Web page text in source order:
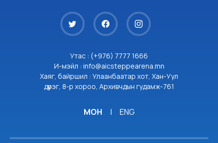
Утас : (+976) 7777 1666
И-мэйл : info@aicsteppearena.mn
Хаяг, байршил : Улаанбаатар хот, Хан-Уул
дүүрэг, 8-р хороо, Архивчдын гудамж-761
МОН | ENG